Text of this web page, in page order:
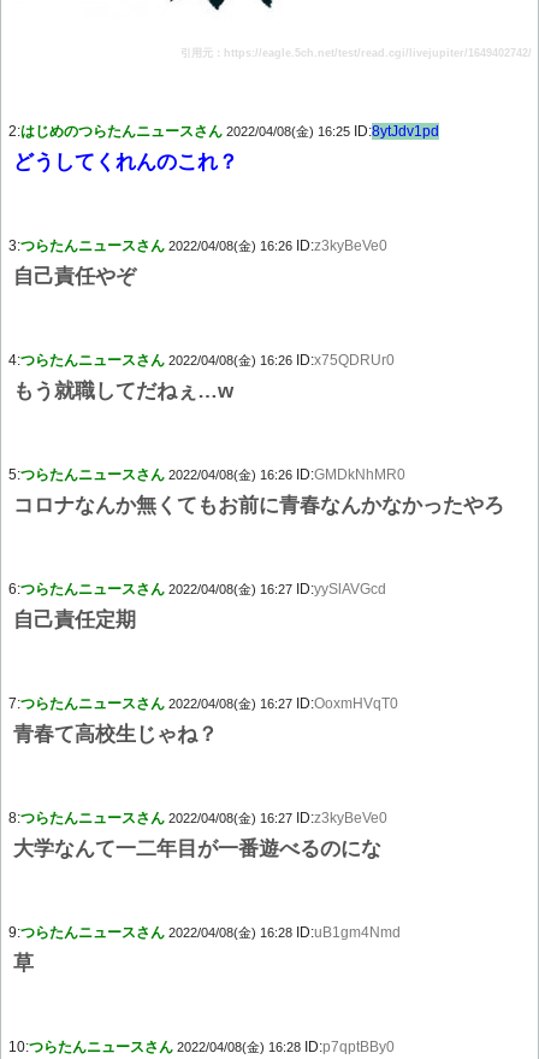
引用元：https://eagle.5ch.net/test/read.cgi/livejupiter/1649402742/
2:はじめのつらたんニュースさん 2022/04/08(金) 16:25 ID:8ytJdv1pd
どうしてくれんのこれ？
3:つらたんニュースさん 2022/04/08(金) 16:26 ID:z3kyBeVe0
自己責任やぞ
4:つらたんニュースさん 2022/04/08(金) 16:26 ID:x75QDRUr0
もう就職してだねぇ…w
5:つらたんニュースさん 2022/04/08(金) 16:26 ID:GMDkNhMR0
コロナなんか無くてもお前に青春なんかなかったやろ
6:つらたんニュースさん 2022/04/08(金) 16:27 ID:yySlAVGcd
自己責任定期
7:つらたんニュースさん 2022/04/08(金) 16:27 ID:OoxmHVqT0
青春て高校生じゃね？
8:つらたんニュースさん 2022/04/08(金) 16:27 ID:z3kyBeVe0
大学なんて一二年目が一番遊べるのにな
9:つらたんニュースさん 2022/04/08(金) 16:28 ID:uB1gm4Nmd
草
10:つらたんニュースさん 2022/04/08(金) 16:28 ID:p7qptBBy0